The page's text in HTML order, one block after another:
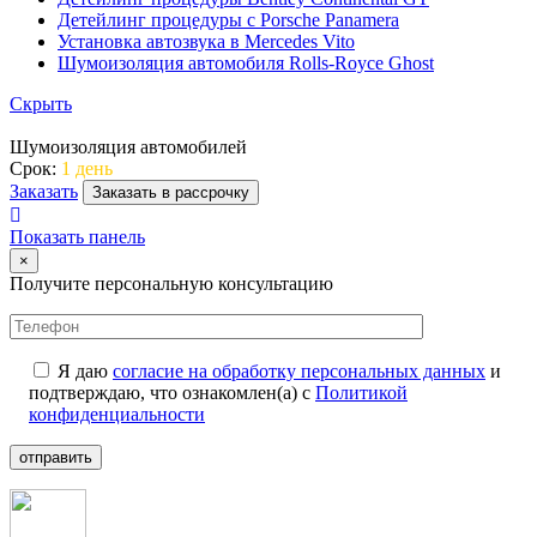
Детейлинг процедуры с Porsche Panamera
Установка автозвука в Mercedes Vito
Шумоизоляция автомобиля Rolls-Royce Ghost
Скрыть
Шумоизоляция автомобилей
Срок: 1 день
Заказать
Заказать в рассрочку
Показать панель
×
Получите персональную консультацию
Я даю согласие на обработку персональных данных и
подтверждаю, что ознакомлен(а) с Политикой
конфиденциальности
отправить